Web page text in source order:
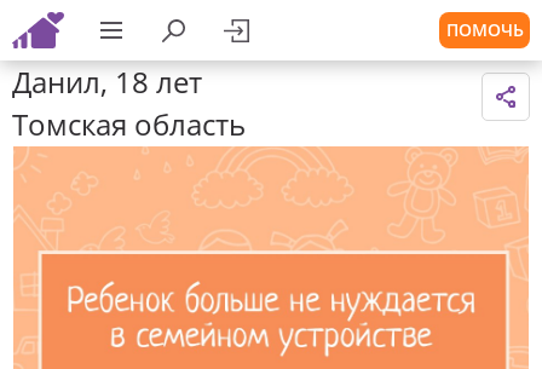
ПОМОЧЬ
Данил, 18 лет
Томская область